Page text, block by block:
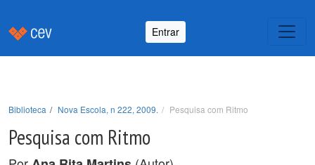
Entrar
Biblioteca Nova Escola, n 222, 2009. Pesquisa com Ritmo
Pesquisa com Ritmo